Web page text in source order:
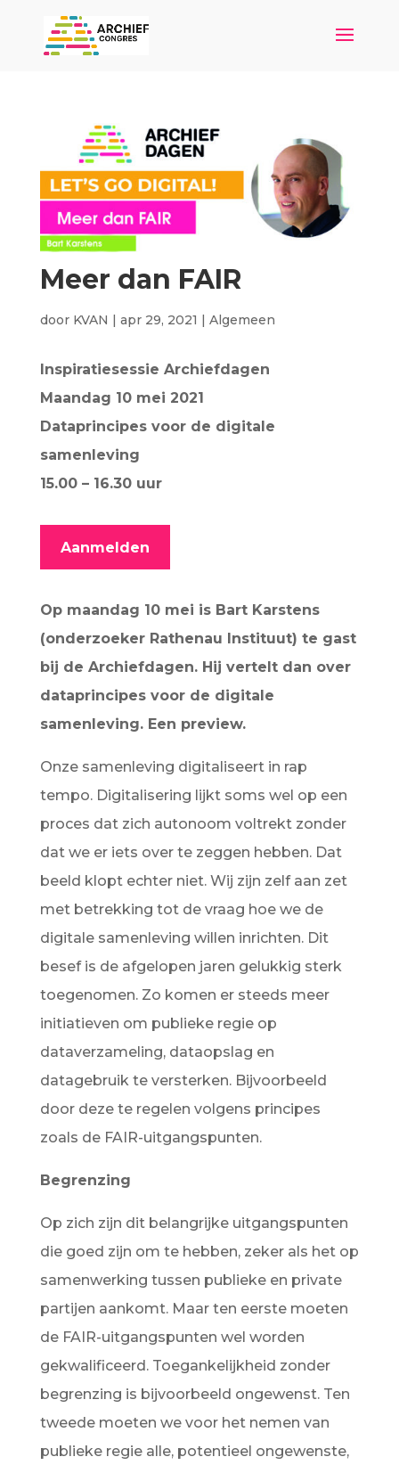
Meer dan FAIR
door KVAN | apr 29, 2021 | Algemeen
Inspiratiesessie Archiefdagen
Maandag 10 mei 2021
Dataprincipes voor de digitale
samenleving
15.00 – 16.30 uur
Aanmelden
Op maandag 10 mei is Bart Karstens
(onderzoeker Rathenau Instituut) te gast
bij de Archiefdagen. Hij vertelt dan over
dataprincipes voor de digitale
samenleving. Een preview.
Onze samenleving digitaliseert in rap
tempo. Digitalisering lijkt soms wel op een
proces dat zich autonoom voltrekt zonder
dat we er iets over te zeggen hebben. Dat
beeld klopt echter niet. Wij zijn zelf aan zet
met betrekking tot de vraag hoe we de
digitale samenleving willen inrichten. Dit
besef is de afgelopen jaren gelukkig sterk
toegenomen. Zo komen er steeds meer
initiatieven om publieke regie op
dataverzameling, dataopslag en
datagebruik te versterken. Bijvoorbeeld
door deze te regelen volgens principes
zoals de FAIR-uitgangspunten.
Begrenzing
Op zich zijn dit belangrijke uitgangspunten
die goed zijn om te hebben, zeker als het op
samenwerking tussen publieke en private
partijen aankomt. Maar ten eerste moeten
de FAIR-uitgangspunten wel worden
gekwalificeerd. Toegankelijkheid zonder
begrenzing is bijvoorbeeld ongewenst. Ten
tweede moeten we voor het nemen van
publieke regie alle, potentieel ongewenste,